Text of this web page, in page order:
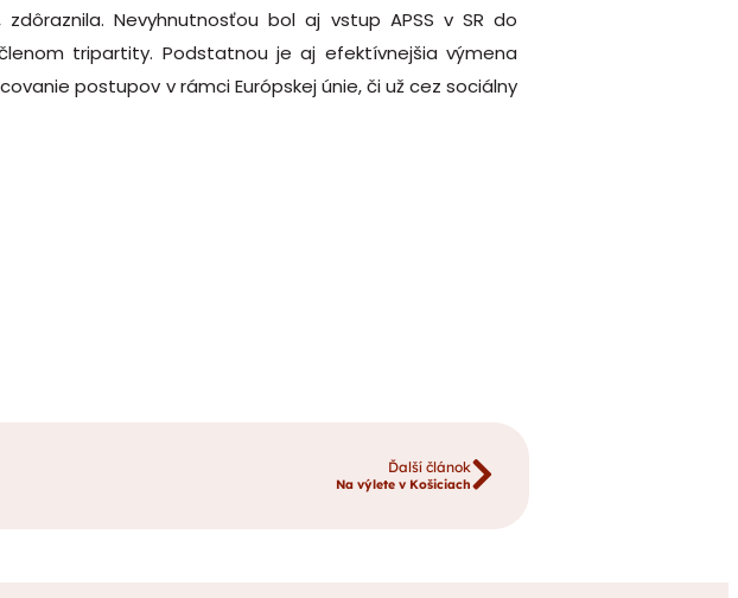
zdôraznila. Nevyhnutnosťou bol aj vstup APSS v SR do
tripartity. Podstatnou je aj efektívnejšia výmena
postupov v rámci Európskej únie, či už cez sociálny
Ďalší článok
Na výlete v Košiciach